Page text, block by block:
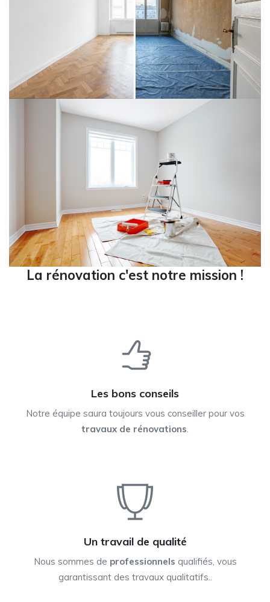
La rénovation c'est notre mission !
Les bons conseils
Notre équipe saura toujours vous conseiller pour vos
travaux de rénovations
Un travail de qualité
Nous sommes de professionnels qualifiés, vous
garantissant des travaux qualitatifs..